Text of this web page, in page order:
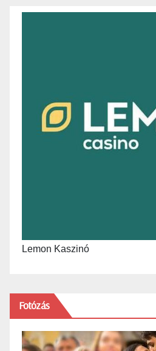
Lemon Kaszinó
Fotózás